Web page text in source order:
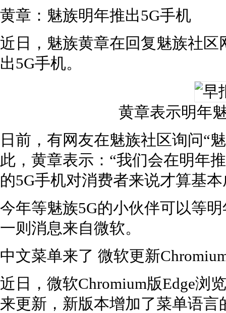
黄章：魅族明年推出5G手机
近日，魅族黄章在回复魅族社
出5G手机。
黄章表示明年
日前，有网友在魅族社区询问“
此，黄章表示：“我们会在明年
的5G手机对消费者来说才算基本
今年等魅族5G的小伙伴可以等
一则消息来自微软。
中文菜单来了 微软更新
近日，微软Chromium版Edge浏
来更新，新版本增加了菜单语言